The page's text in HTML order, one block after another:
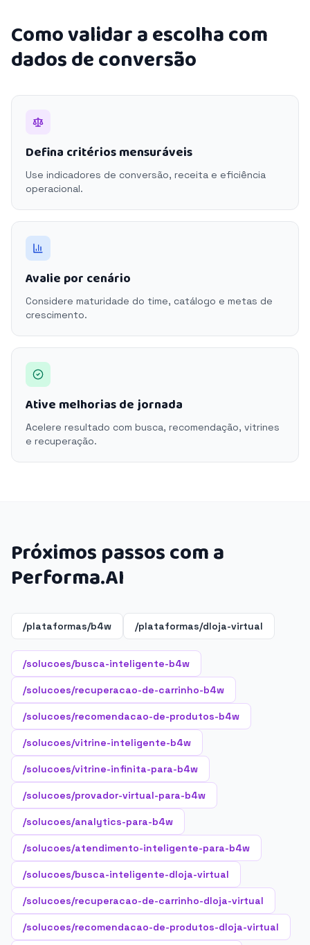
Como validar a escolha com
dados de conversão
Defina critérios mensuráveis
Use indicadores de conversão, receita e eficiência
operacional.
Avalie por cenário
Considere maturidade do time, catálogo e metas de
crescimento.
Ative melhorias de jornada
Acelere resultado com busca, recomendação, vitrines
e recuperação.
Próximos passos com a
Performa.AI
/plataformas/b4w /plataformas/dloja-virtual
/solucoes/busca-inteligente-b4w
/solucoes/recuperacao-de-carrinho-b4w
/solucoes/recomendacao-de-produtos-b4w
/solucoes/vitrine-inteligente-b4w
/solucoes/vitrine-infinita-para-b4w
/solucoes/provador-virtual-para-b4w
/solucoes/analytics-para-b4w
/solucoes/atendimento-inteligente-para-b4w
/solucoes/busca-inteligente-dloja-virtual
/solucoes/recuperacao-de-carrinho-dloja-virtual
/solucoes/recomendacao-de-produtos-dloja-virtual